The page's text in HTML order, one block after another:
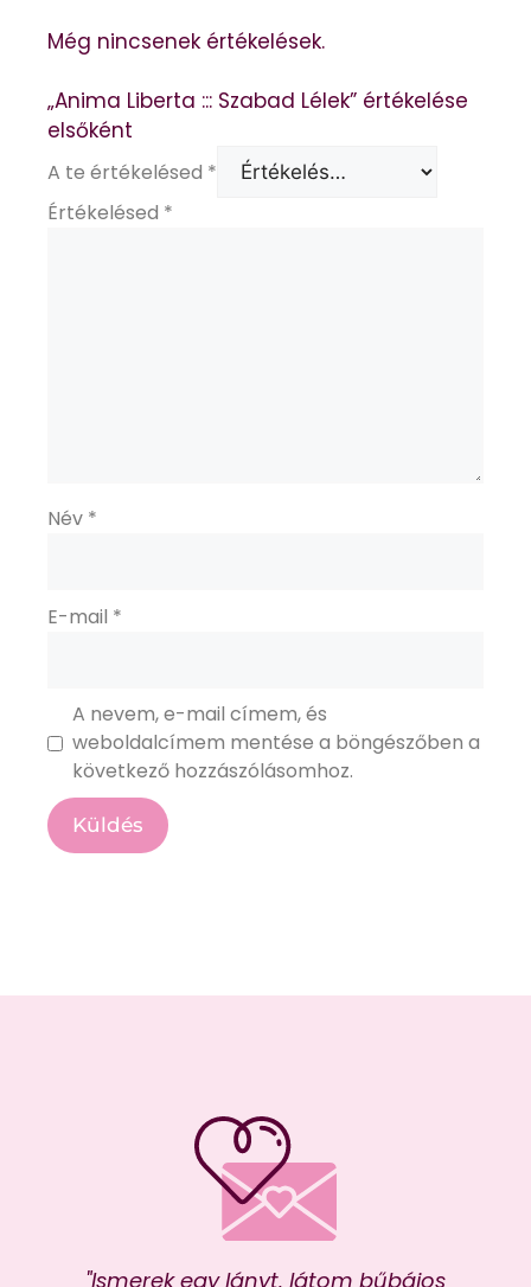
Még nincsenek értékelések.
„Anima Liberta ::: Szabad Lélek” értékelése
elsőként
A te értékelésed *
Értékelésed *
Név *
E-mail *
A nevem, e-mail címem, és
weboldalcímem mentése a böngészőben a
következő hozzászólásomhoz.
"Ismerek egy lányt, látom bűbájos